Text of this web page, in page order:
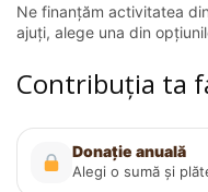
Ne finanțăm activitatea
ajuți, alege una din
Contribuția ta
Donație anuală
Alegi o sumă și